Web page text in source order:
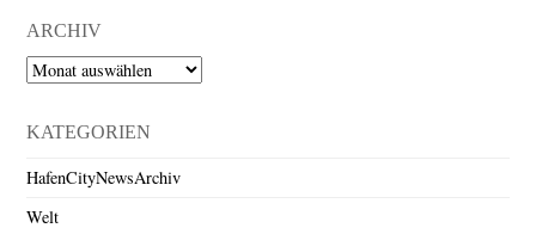
ARCHIV
Archiv
KATEGORIEN
HafenCityNewsArchiv
Welt